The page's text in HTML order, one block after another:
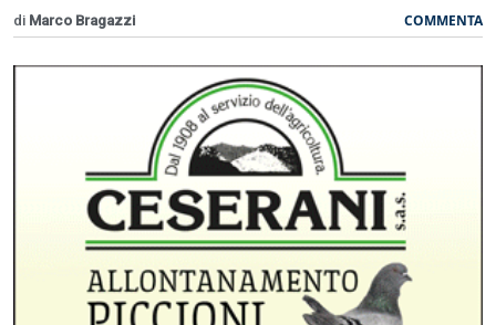
di Marco Bragazzi COMMENTA